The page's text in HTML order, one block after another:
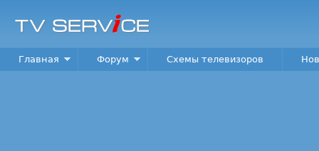
TV
Service
Main menu
Главная Форум Схемы телевизоров